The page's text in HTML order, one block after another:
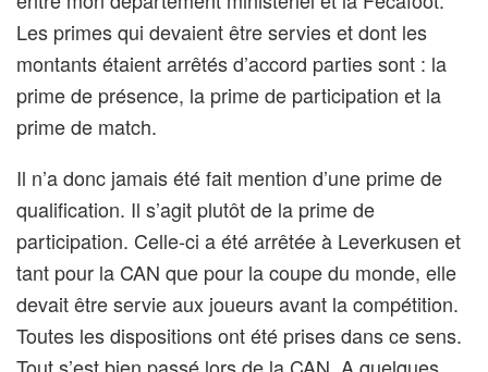
Les primes qui devaient être servies et dont les
montants étaient arrêtés d’accord parties sont : la
prime de présence, la prime de participation et la
prime de match.
Il n’a donc jamais été fait mention d’une prime de
qualification. Il s’agit plutôt de la prime de
participation. Celle-ci a été arrêtée à Leverkusen et
tant pour la CAN que pour la coupe du monde, elle
devait être servie aux joueurs avant la compétition.
Toutes les dispositions ont été prises dans ce sens.
Tout s’est bien passé lors de la CAN. A quelques